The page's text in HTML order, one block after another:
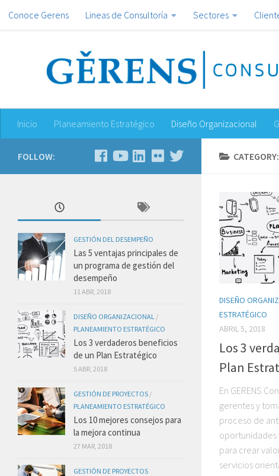
Conoce Gerens Lineas de Consultoría Sectores
Inicio Planeamiento Estratégico Diseño Organizacional
CATEGORY:
DISEÑO
ESTRATÉGICO
ABRIL 5, 2018
Los 3
Plan
En GERENS
gerentes y
proceso de
oportunidades
para crear
servicios
FOLLOW:
GESTIÓN DEL DESEMPEÑO
Las 5 ventajas principales de
un programa de gestión del
desempeño
11 ABR, 2018
DISEÑO ORGANIZACIONAL /
PLANEAMIENTO ESTRATÉGICO
Los 3 verdaderos beneficios
de un Plan Estratégico
5 ABR, 2018
GESTIÓN DE PROYECTOS /
PLANEAMIENTO ESTRATÉGICO
Los 10 mejores consejos para
la mejora continua
27 MAR, 2018
GESTIÓN DE PROYECTOS